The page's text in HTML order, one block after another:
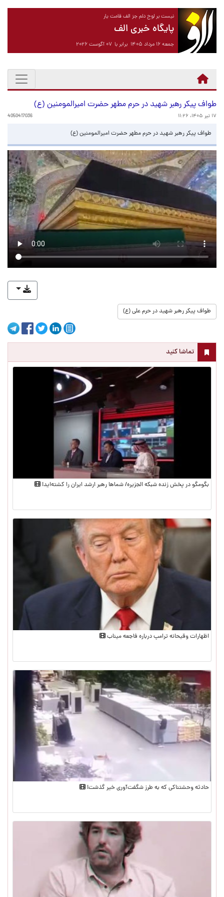
نیست بر لوح دلم جز الف قامت یار
پایگاه خبری الف
جمعه ۱۶ مرداد ۱۴۰۵ برابر با ۰۷ آگوست ۲۰۲۶
طواف پیکر رهبر شهید در حرم مطهر حضرت امیرالمومنین (ع)
۱۷ تیر ۱۴۰۵، ۱۱:۲۶ 4050417036
طواف پیکر رهبر شهید در حرم مطهر حضرت امیرالمومنین (ع)
طواف پیکر رهبر شهید در حرم علی (ع)
تماشا کنید
بگومگو در پخش زنده شبکه الجزیره/ شماها رهبر ارشد ایران را کشته‌اید!
اظهارات وقیحانه ترامپ درباره فاجعه میناب
حادثه وحشتناکی که به طرز شگفت‌آوری خیر گذشت!